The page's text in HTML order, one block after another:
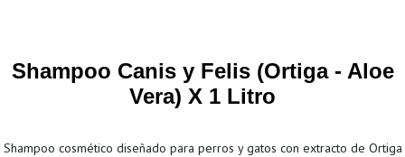
Shampoo Canis y Felis (Ortiga - Aloe
Vera) X 1 Litro
Shampoo cosmético diseñado para perros y gatos con extracto de Ortiga